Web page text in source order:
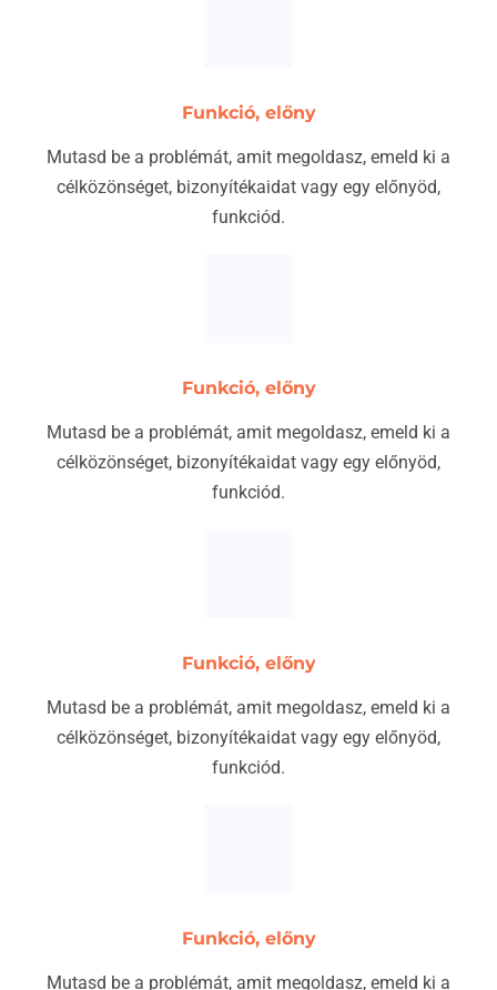
Funkció, előny
Mutasd be a problémát, amit megoldasz, emeld ki a
célközönséget, bizonyítékaidat vagy egy előnyöd,
funkciód.
Funkció, előny
Mutasd be a problémát, amit megoldasz, emeld ki a
célközönséget, bizonyítékaidat vagy egy előnyöd,
funkciód.
Funkció, előny
Mutasd be a problémát, amit megoldasz, emeld ki a
célközönséget, bizonyítékaidat vagy egy előnyöd,
funkciód.
Funkció, előny
Mutasd be a problémát, amit megoldasz, emeld ki a